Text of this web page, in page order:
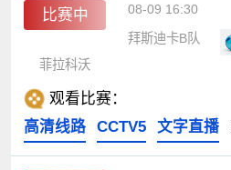
比赛中 08-09 16:30
拜斯迪卡B队
菲拉科沃
观看比赛：
高清线路
CCTV5 文字直播